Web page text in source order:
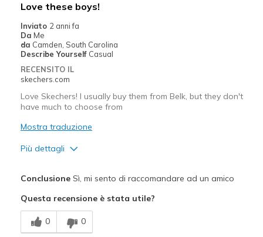
Sizing
Feels true to size
View On Shoes
Shoes are for Wearing
Love these boys!
Inviato 2 anni fa
Da Me
da Camden, South Carolina
Describe Yourself Casual
RECENSITO IL
skechers.com
Love Skechers! I usually buy them from Belk, but they don't
have much to choose from
Mostra traduzione
Più dettagli
Comfortable
Stylish
ConclusioneSì, mi sento di raccomandare ad un amico
Questa recensione è stata utile?
0 0